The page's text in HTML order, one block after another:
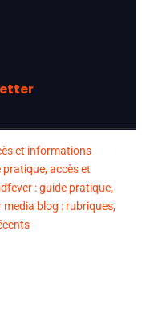
et informations
accès et
: guide pratique,
media blog : rubriques,